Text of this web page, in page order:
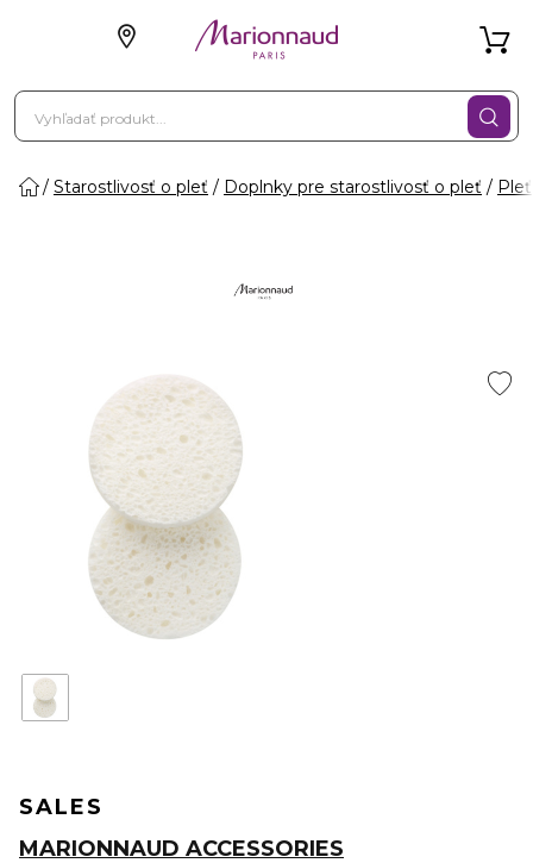
Starostlivosť o pleť Doplnky pre starostlivosť o pleť Pleť
SALES
MARIONNAUD ACCESSORIES